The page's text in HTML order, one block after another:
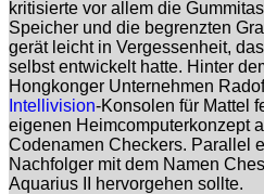
kritisierte vor allem die
Speicher und die begrenzten
gerät leicht in Vergessenheit,
selbst entwickelt hatte. Hinter
Hongkonger Unternehmen
Intellivision-Konsolen für Mattel
eigenen Heimcomputerkonzept
Codenamen Checkers. Parallel
Nachfolger mit dem Namen
Aquarius II hervorgehen sollte.